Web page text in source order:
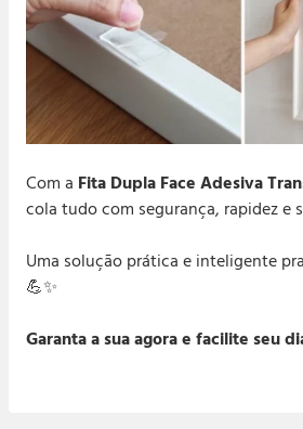
Com a Fita Dupla Face Adesiva
cola tudo com segurança, rapidez e
Uma solução prática e inteligente
💪✨
Garanta a sua agora e facilite seu